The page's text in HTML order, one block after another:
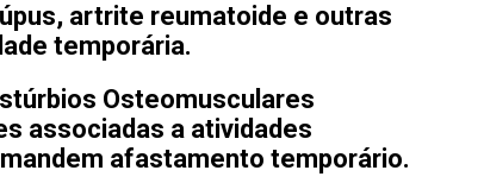
artrite reumatoide e outras
temporária.
Osteomusculares
associadas a atividades
afastamento temporário.